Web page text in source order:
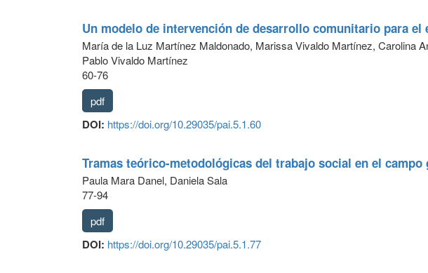
Un modelo de intervención de desarrollo comunitario para el
María de la Luz Martínez Maldonado, Marissa Vivaldo Martínez, Carolina
Pablo Vivaldo Martínez
60-76
pdf
DOI: https://doi.org/10.29035/pai.5.1.60
Tramas teórico-metodológicas del trabajo social en el
Paula Mara Danel, Daniela Sala
77-94
pdf
DOI: https://doi.org/10.29035/pai.5.1.77